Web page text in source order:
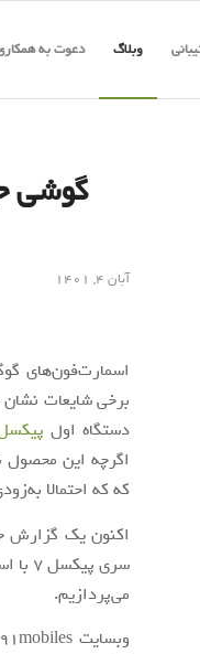
وبلاگ دعوت به
آبان ۴, ۱۴۰۱
دستگاه اول
اگرچه این
که که احتمالا
اکنون یک گزارش
می‌پردازیم.